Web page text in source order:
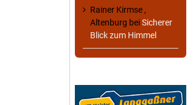
Rainer Kirmse ,
Altenburg beiSicherer
Blick zum Himmel